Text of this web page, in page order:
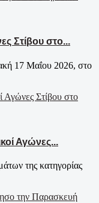
Στίβου στο...
17 Μαΐου 2026, στο
Αγώνες...
της κατηγορίας